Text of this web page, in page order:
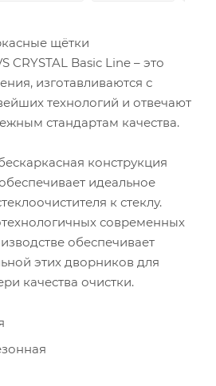
щётки
CRYSTAL Basic Line – это
изготавливаются с
технологий и отвечают
стандартам качества.
конструкция
идеальное
к стеклу.
современных
обеспечивает
этих дворников для
качества очистки.